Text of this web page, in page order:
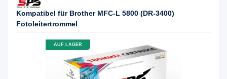
Kompatibel für Brother MFC-L 5800 (DR-3400)
Fotoleitertrommel
AUF LAGER